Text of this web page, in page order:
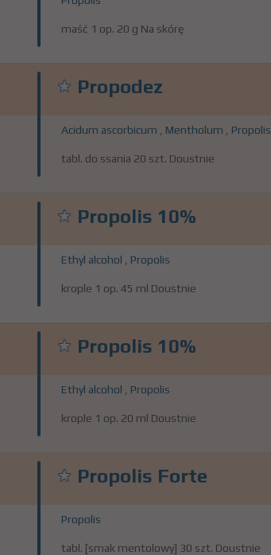
maść 1 op. 20 g Na skórę
Propodez
Acidum ascorbicum Mentholum Propolis
tabl. do ssania 20 szt. Doustnie
Propolis 10%
Ethyl alcohol Propolis
krople 1 op. 45 ml Doustnie
Propolis 10%
Ethyl alcohol Propolis
krople 1 op. 20 ml Doustnie
Propolis Forte
Propolis
tabl. [smak mentolowy] 30 szt. Doustnie